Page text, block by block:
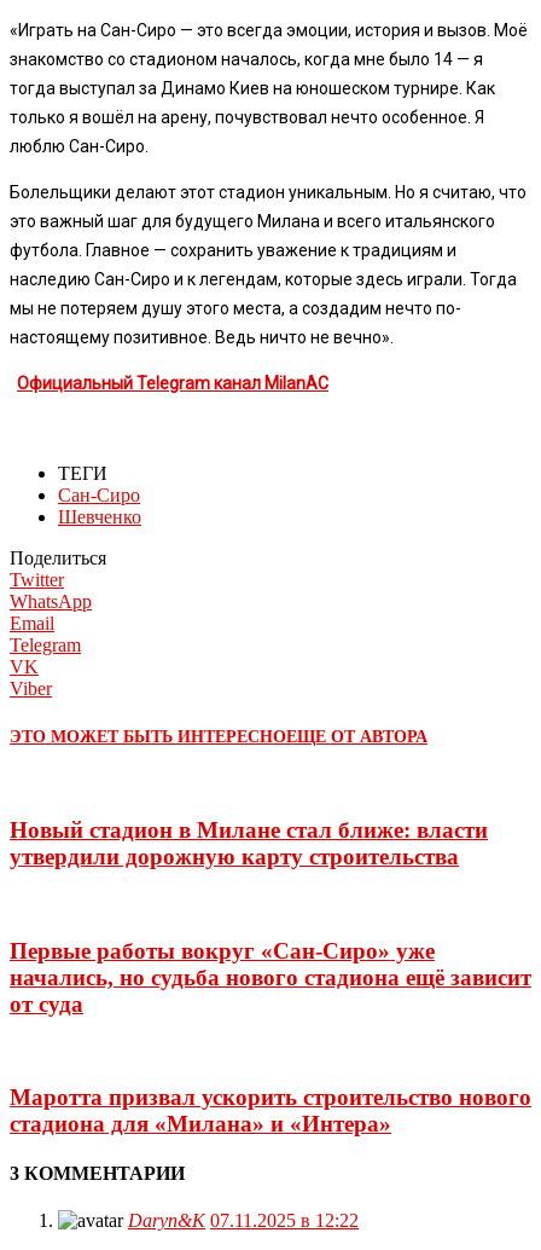
«Играть на Сан-Сиро — это всегда эмоции, история и вызов. Моё
знакомство со стадионом началось, когда мне было 14 — я
тогда выступал за Динамо Киев на юношеском турнире. Как
только я вошёл на арену, почувствовал нечто особенное. Я
люблю Сан-Сиро.
Болельщики делают этот стадион уникальным. Но я считаю, что
это важный шаг для будущего Милана и всего итальянского
футбола. Главное — сохранить уважение к традициям и
наследию Сан-Сиро и к легендам, которые здесь играли. Тогда
мы не потеряем душу этого места, а создадим нечто по-
настоящему позитивное. Ведь ничто не вечно».
Официальный Telegram канал MilanAC
ТЕГИ
Сан-Сиро
Шевченко
Поделиться
Twitter
WhatsApp
Email
Telegram
VK
Viber
ЭТО МОЖЕТ БЫТЬ ИНТЕРЕСНОЕЩЕ ОТ АВТОРА
Новый стадион в Милане стал ближе: власти
утвердили дорожную карту строительства
Первые работы вокруг «Сан-Сиро» уже
начались, но судьба нового стадиона ещё зависит
от суда
Маротта призвал ускорить строительство нового
стадиона для «Милана» и «Интера»
3 КОММЕНТАРИИ
Daryn&K 07.11.2025 в 12:22